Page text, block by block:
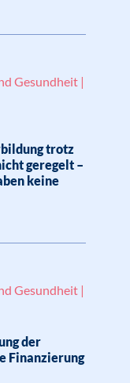
Gesundheit |
trotz
geregelt –
keine
Gesundheit |
der
Finanzierung